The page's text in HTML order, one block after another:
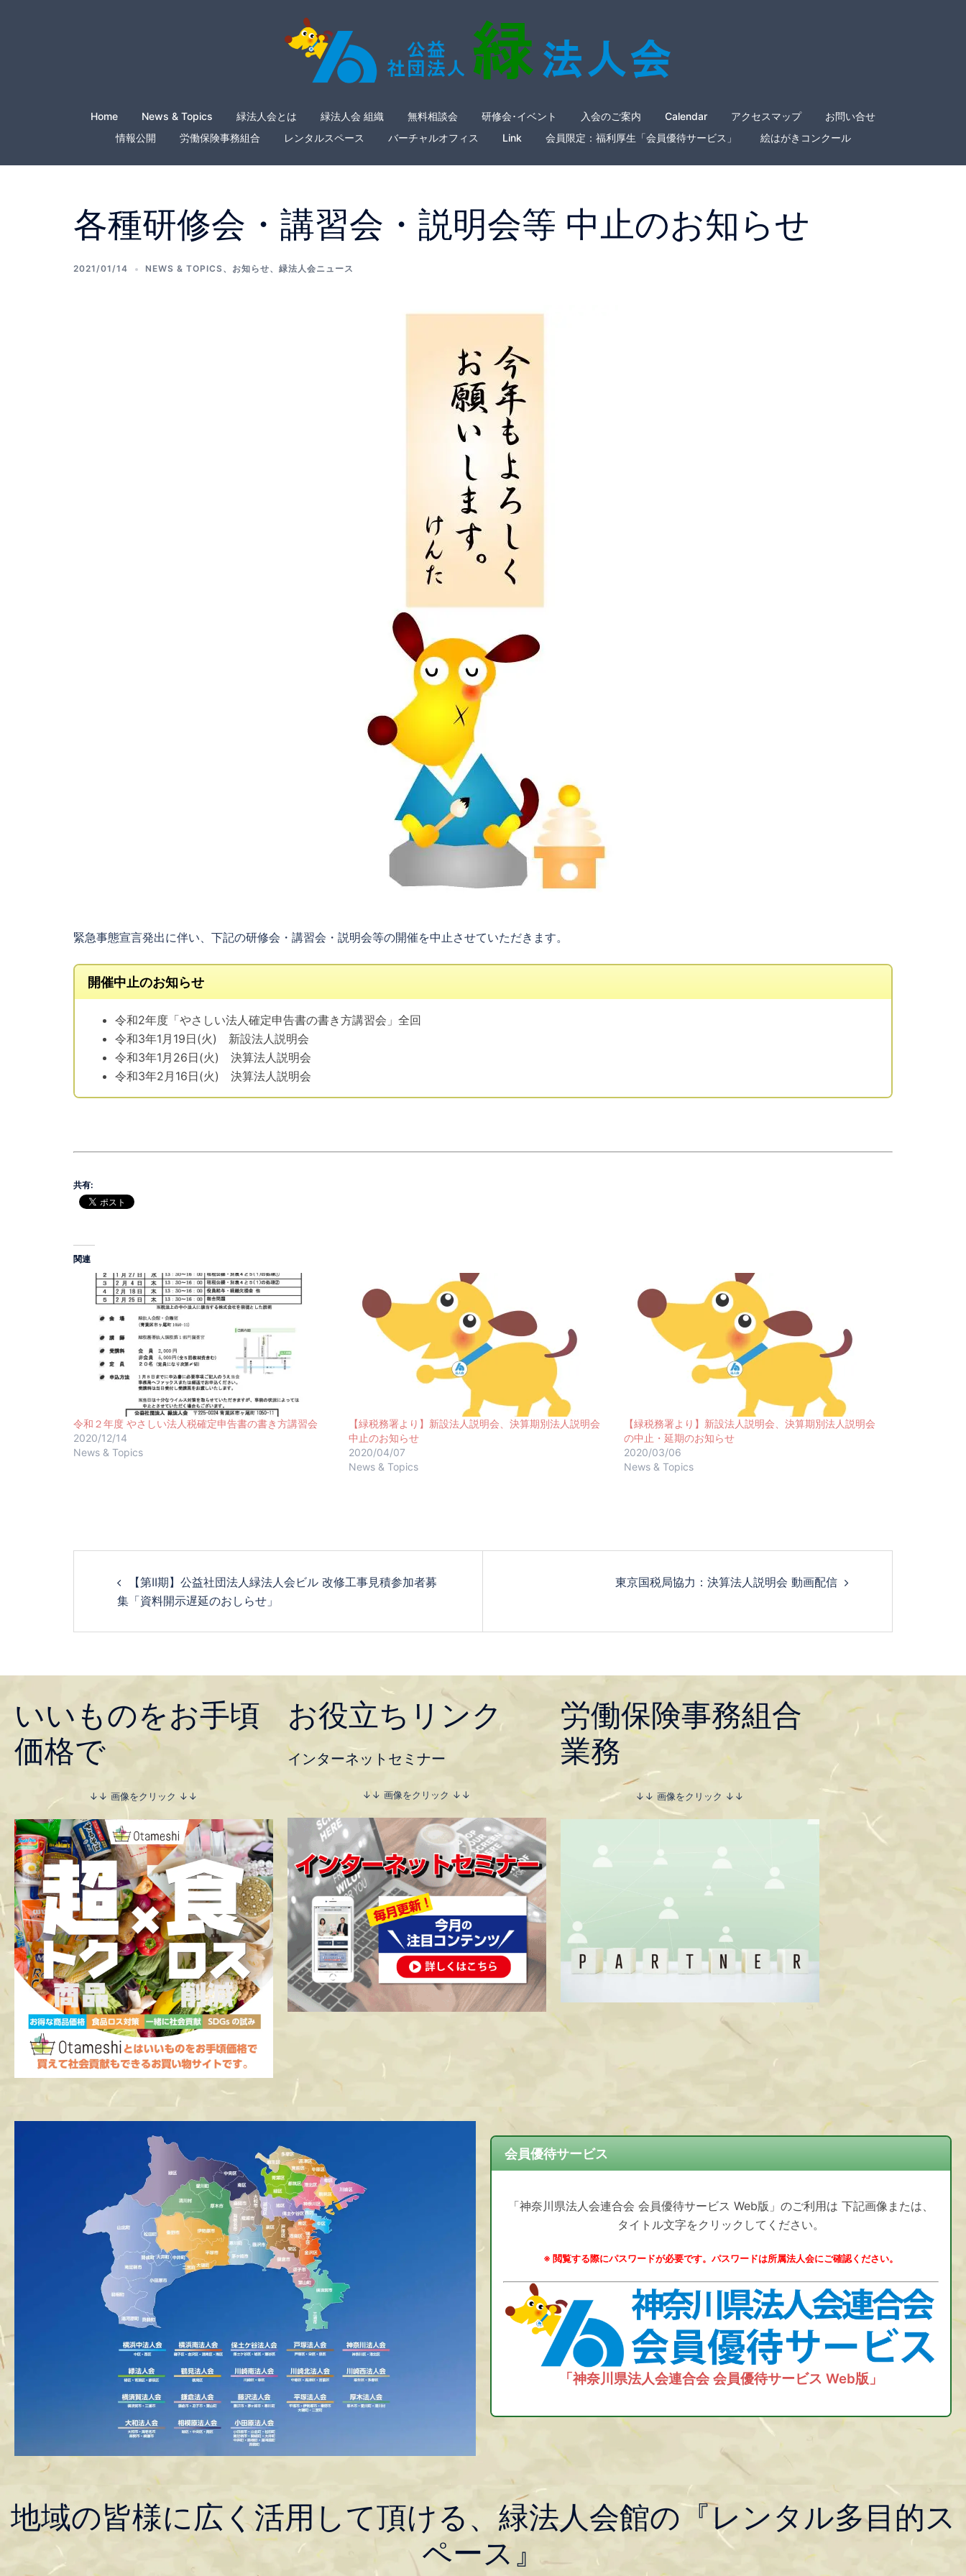
Home News & Topics 緑法人会とは 緑法人会 組織 無料相談会 研修会･イベント 入会のご案内 Calendar アクセスマップ
お問い合せ
情報公開
労働保険事務組合 レンタルスペース バーチャルオフィス Link 会員限定：福利厚生「会員優待サービス」 絵はがきコンクール
各種研修会・講習会・説明会等 中止のお知らせ
2021/01/14 NEWS & TOPICS、 お知らせ、 緑法人会ニュース
緊急事態宣言発出に伴い、下記の研修会・講習会・説明会等の開催を中止させていただきます。
開催中止のお知らせ
令和2年度「やさしい法人確定申告書の書き方講習会」全回
令和3年1月19日(火) 新設法人説明会
令和3年1月26日(火) 決算法人説明会
令和3年2月16日(火) 決算法人説明会
共有:
関連
令和２年度 やさしい法人税確定申告書の書き方講習会
2020/12/14
News & Topics
【緑税務署より】新設法人説明会、決算期別法人説明会
中止のお知らせ
2020/04/07
News & Topics
【緑税務署より】新設法人説明会、決算期別法人説明会
の中止・延期のお知らせ
2020/03/06
News & Topics
【第II期】公益社団法人緑法人会ビル 改修工事見積参加者募
集「資料開示遅延のおしらせ」
東京国税局協力：決算法人説明会 動画配信
いいものをお手頃
価格で
↓↓ 画像をクリック ↓↓
お役立ちリンク
インターネットセミナー
↓↓ 画像をクリック ↓↓
労働保険事務組合
業務
↓↓ 画像をクリック ↓↓
会員優待サービス
「神奈川県法人会連合会 会員優待サービス Web版」のご利用は 下記画像または、
タイトル文字をクリックしてください。
※ 閲覧する際にパスワードが必要です。パスワードは所属法人会にご確認ください。
「神奈川県法人会連合会 会員優待サービス Web版」
地域の皆様に広く活用して頂ける、緑法人会館の『レンタル多目的ス
ペース』